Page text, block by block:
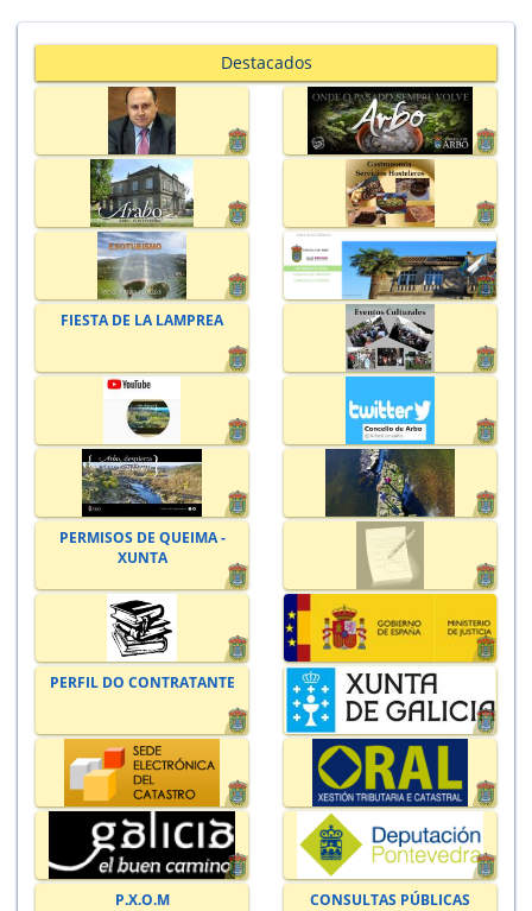
Destacados
FIESTA DE LA LAMPREA
PERMISOS DE QUEIMA -
XUNTA
PERFIL DO CONTRATANTE
P.X.O.M
CONSULTAS PÚBLICAS